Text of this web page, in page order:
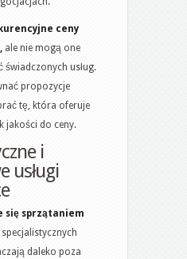
ceny
ale nie mogą one
świadczonych usług.
propozycje
tę, która oferuje
jakości do ceny.
i
usługi
się sprzątaniem
daleko poza